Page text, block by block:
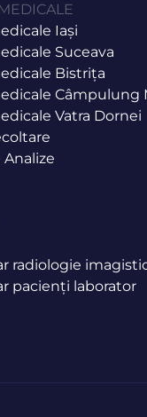
Iași
Suceava
Bistrița
Câmpulung
Vatra Dornei
radiologie
pacienți laborator